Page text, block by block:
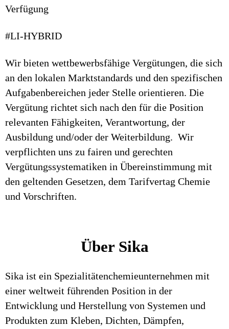
Verfügung
#LI-HYBRID
Wir bieten wettbewerbsfähige Vergütungen, die sich
an den lokalen Marktstandards und den spezifischen
Aufgabenbereichen jeder Stelle orientieren. Die
Vergütung richtet sich nach den für die Position
relevanten Fähigkeiten, Verantwortung, der
Ausbildung und/oder der Weiterbildung. Wir
verpflichten uns zu fairen und gerechten
Vergütungssystematiken in Übereinstimmung mit
den geltenden Gesetzen, dem Tarifvertag Chemie
und Vorschriften.
Über Sika
Sika ist ein Spezialitätenchemieunternehmen mit
einer weltweit führenden Position in der
Entwicklung und Herstellung von Systemen und
Produkten zum Kleben, Dichten, Dämpfen,